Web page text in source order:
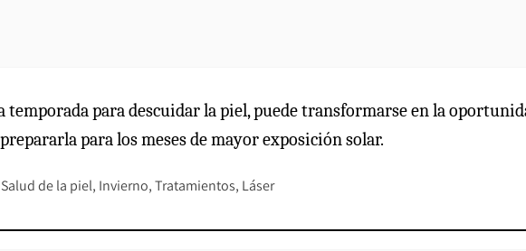
para descuidar la piel, puede transformarse en la
para los meses de mayor exposición solar.
Salud de la piel Invierno Tratamientos Láser